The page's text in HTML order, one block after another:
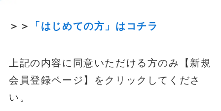
＞＞ 「はじめての方」はコチラ
上記の内容に同意いただける方のみ【新規
会員登録ページ】をクリックしてくださ
い。